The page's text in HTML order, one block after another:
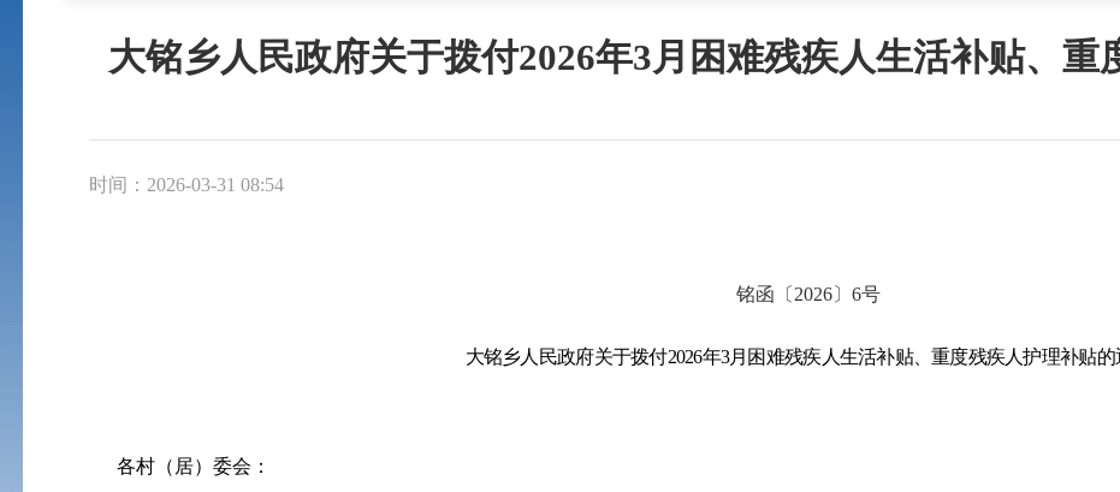
大铭乡人民政府关于拨付2026年3月困难残疾人生活补贴、重
时间：2026-03-31 08:54
铭函 〔 2026〕 6号
大铭乡人民政府关于拨付2026年3月 困难残疾人生活补贴、重度残疾人护理补贴的
各村（居）委会：